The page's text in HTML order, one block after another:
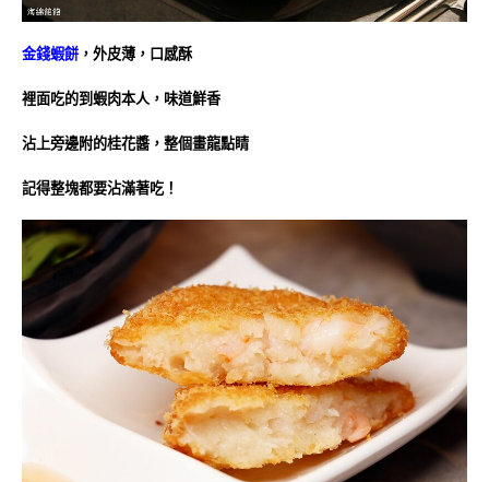
金錢蝦餅，外皮薄，口感酥
裡面吃的到蝦肉本人，味道鮮香
沾上旁邊附的桂花醬，整個畫龍點睛
記得整塊都要沾滿著吃！